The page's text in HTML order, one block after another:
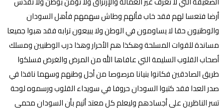
أرضا فتعسا لهم فقد خاب فألهم وطاش سهمهم فأهل السودان
والوطنيون حقا لا يساومون في الوطن ولا يبيعون ترابه فقد هبوا جميعا
مساندة للقوات المسلحة وهكذا هم الأحرار وهذا درب الوطنيين ومسلك
أصحاب القلوب السليمة التي عافاها الله من المرض والغرض فسلكوا
طريق الصادقين فكانوا بنيانا مرصوصا من أجل وطنهم وسهما نافذا في
صدر العدا فقد كتبوا السودان حروفا في سويداء القلوب ورسموه لوحة
تسر الناظرين علي أجسادهم وليعلم كل معتد أثيم بأن السودان محمي